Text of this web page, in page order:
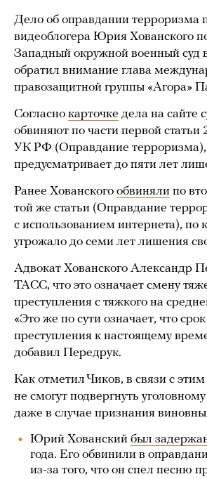
Дело об оправдании терроризма
видеоблогера Юрия Хованского
Западный окружной военный суд
обратил внимание глава
правозащитной группы «Агора»
Согласно карточке дела на сайте
обвиняют по части первой статьи
УК РФ (Оправдание терроризма),
предусматривает до пяти лет
Ранее Хованского обвиняли по
той же статьи (Оправдание
с использованием интернета), по
угрожало до семи лет лишения
Адвокат Хованского Александр
ТАСС, что это означает смену
преступления с тяжкого на
«Это же по сути означает, что
преступления к настоящему
добавил Передрук.
Как отметил Чиков, в связи с
не смогут подвергнуть
даже в случае признания
Юрий Хованский был
года. Его обвинили в
из-за того, что он спел песню